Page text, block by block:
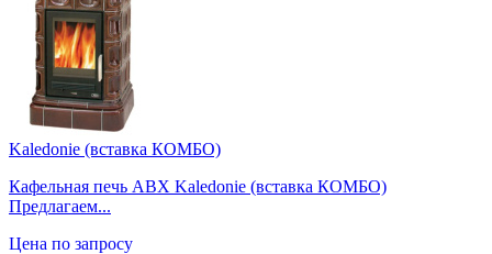
Kaledonie (вставка КОМБО)
Кафельная печь ABX Kaledonie (вставка КОМБО)
Предлагаем...
Цена по запросу